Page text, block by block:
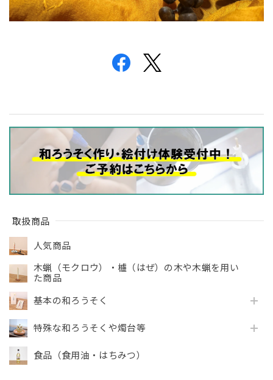
取扱商品
人気商品
木蝋（モクロウ）・櫨（はぜ）の木や木蝋を用い
た商品
基本の和ろうそく
特殊な和ろうそくや燭台等
食品（食用油・はちみつ）